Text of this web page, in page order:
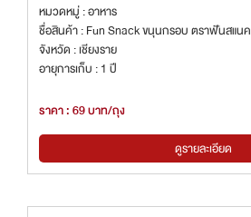
หมวดหมู่ : อาหาร
ชื่อสินค้า : Fun Snack ขนุนกรอบ ตราฟันสแนค
จังหวัด : เชียงราย
อายุการเก็บ : 1 ปี
ราคา : 69 บาท/ถุง
ดูรายละเอียด